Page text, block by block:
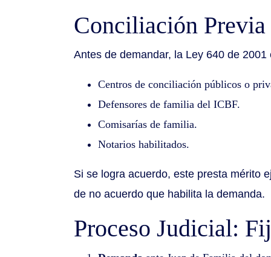
Conciliación
Antes de demandar, la Ley 640 de
Centros de conciliación públicos o
Defensores de familia del ICBF.
Comisarías de familia.
Notarios habilitados.
Si se logra acuerdo, este presta mérito
de no acuerdo que habilita la demanda.
Proceso Judicial: